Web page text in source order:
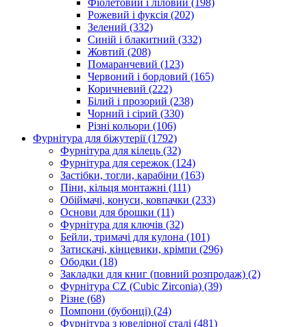
Фіолетовий і ліловий (198)
Рожевий і фуксія (202)
Зелений (332)
Синій і блакитний (332)
Жовтий (208)
Помаранчевий (123)
Червоний і бордовий (165)
Коричневий (222)
Білий і прозорий (238)
Чорний і сірий (330)
Різні кольори (106)
Фурнітура для біжутерії(1792)
Фурнітура для кілець (32)
Фурнітура для сережок (124)
Застібки, тогли, карабіни (163)
Піни, кільця монтажні (111)
Обіймачі, конуси, ковпачки (233)
Основи для брошки (11)
Фурнітура для ключів (32)
Бейли, тримачі для кулона (101)
Затискачі, кінцевики, крімпи (296)
Ободки (18)
Закладки для книг (повний розпродаж) (2)
Фурнітура CZ (Cubic Zirconia) (39)
Різне (68)
Помпони (бубонці) (24)
Фурнітура з ювелірної сталі (481)